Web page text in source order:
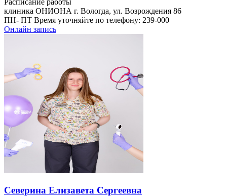
Расписание работы
клиника ОНИОНА г. Вологда, ул. Возрождения 86
ПН- ПТ Время уточняйте по телефону: 239-000
Онлайн запись
Северина Елизавета Сергеевна